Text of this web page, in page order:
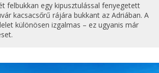
felbukkan egy kipusztulással fenyegetett
kacsacsőrű rájára bukkant az Adriában. A
különösen izgalmas – ez ugyanis már